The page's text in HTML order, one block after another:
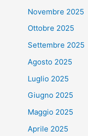
Novembre 2025
Ottobre 2025
Settembre 2025
Agosto 2025
Luglio 2025
Giugno 2025
Maggio 2025
Aprile 2025